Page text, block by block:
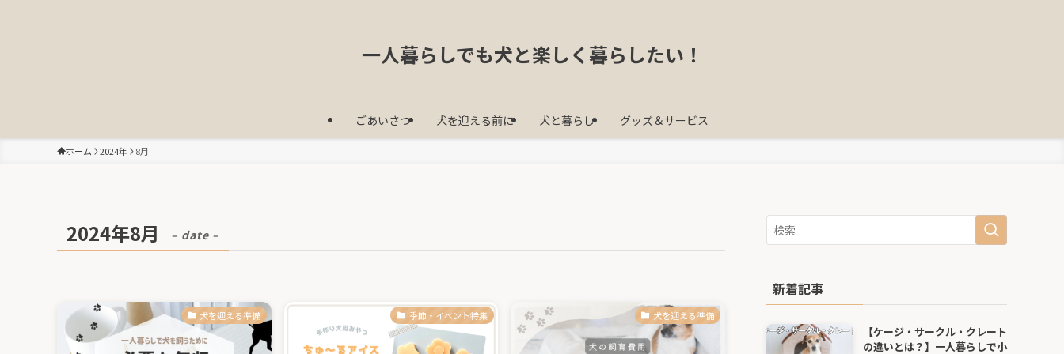
一人暮らしでも犬と楽しく暮らしたい！
ごあいさつ 犬を迎える前に 犬と暮らし グッズ＆サービス
ホーム 2024年 8月
2024年8月 – date –
犬を迎える準備 季節・イベント特集 犬を迎える準備
新着記事
【ケージ・サークル・クレート
の違いとは？】一人暮らしで小